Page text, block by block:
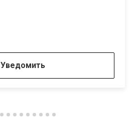
Уведомить